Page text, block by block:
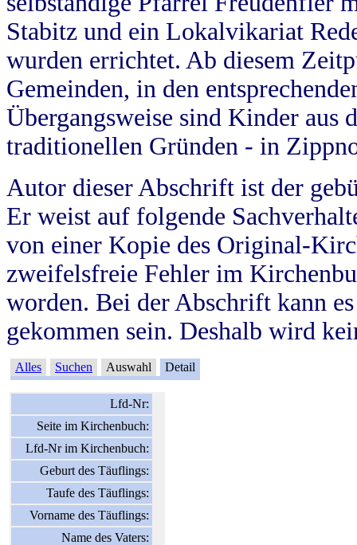
Stabitz und ein Lokalvikariat
wurden errichtet. Ab diesem
Gemeinden, in den
Übergangsweise sind Kinder aus
traditionellen Gründen - in
Autor dieser Abschrift ist der
Er weist auf folgende
von einer Kopie des Original-
zweifelsfreie Fehler im
worden. Bei der Abschrift kann
gekommen sein. Deshalb wird
Alles Suchen Auswahl Detail
Lfd-Nr:
Seite im Kirchenbuch:
Lfd-Nr im Kirchenbuch:
Geburt des Täuflings:
Taufe des Täuflings:
Vorname des Täuflings:
Name des Vaters: